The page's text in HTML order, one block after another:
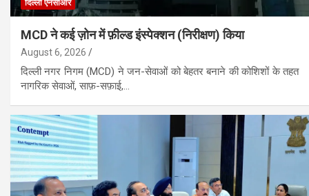
दिल्ली एनसीआर
MCD ने कई ज़ोन में फ़ील्ड इंस्पेक्शन (निरीक्षण) किया
August 6, 2026
दिल्ली नगर निगम (MCD) ने जन-सेवाओं को बेहतर बनाने की कोशिशों के तहत
नागरिक सेवाओं, साफ़-सफ़ाई,…